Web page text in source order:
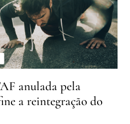
anulada pela
a reintegração do